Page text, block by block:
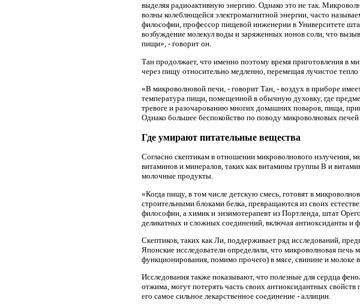
выделяя радиоактивную энергию. Однако это не так.
волны колеблющейся электромагнитной энергии, часто
философии, профессор пищевой инженерии в Университете
возбуждение молекул воды и заряженных ионов соли, что
пищи», - говорит он.
Тан продолжает, что именно поэтому время приготовления в
через пищу относительно медленно, перемещая лучистое тепло
«В микроволновой печи, - говорит Тан, - воздух в приборе
температура пищи, помещенной в обычную духовку, где
тревоге и разочарованию многих домашних поваров, пища,
Однако большее беспокойство по поводу микроволновых
Где умирают питательные вещества
Согласно скептикам в отношении микроволнового излучения,
витаминов и минералов, таких как витамины группы B и
молочные продукты.
«Когда пищу, в том числе детскую смесь, готовят в
строительными блоками белка, превращаются из своих
философии, a химик и энзимотерапевт из Портленда, штат
деликатных и сложных соединений, включая антиоксиданты и
Скептиков, таких как Ли, поддерживает ряд исследований,
Японские исследователи определили, что микроволновая
функционирования, помимо прочего) в мясе, свинине и молоке
Исследования также показывают, что полезные для сердца
отжима, могут потерять часть своих антиоксидантных
его самое сильное лекарственное соединение - аллицин.